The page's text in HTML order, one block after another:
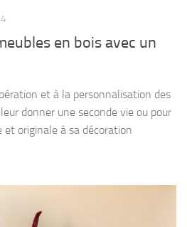
en bois avec un
et à la personnalisation des
donner une seconde vie ou pour
originale à sa décoration